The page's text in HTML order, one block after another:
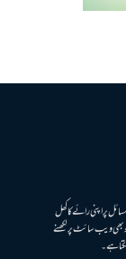
پر اپنی رائے کا کھل
بھی ویب سائٹ پر لکھنے
ہے۔